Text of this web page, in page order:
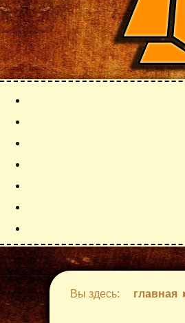
Вы здесь: главная